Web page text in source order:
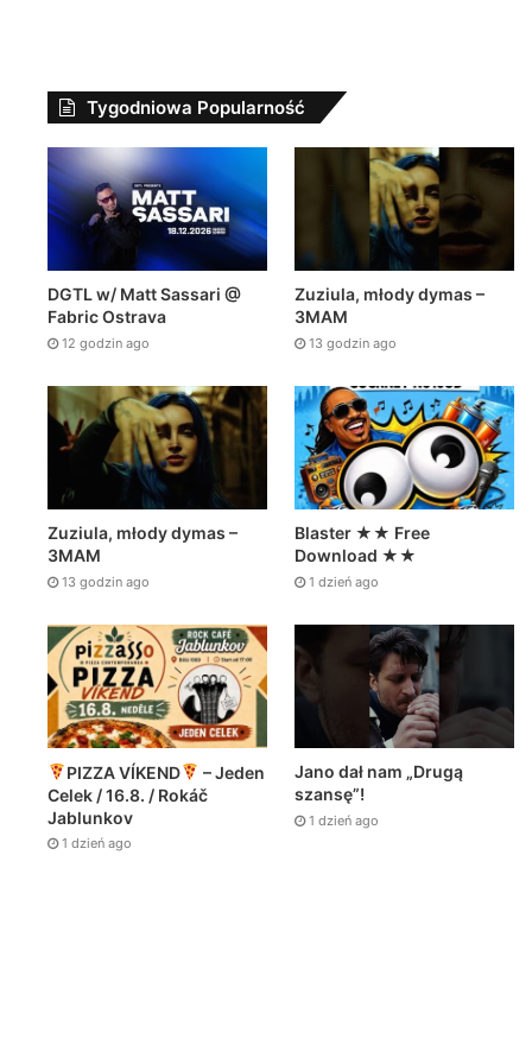
Tygodniowa Popularność
DGTL w/ Matt Sassari @
Fabric Ostrava
12 godzin ago
Zuziula, młody dymas –
3MAM
13 godzin ago
Zuziula, młody dymas –
3MAM
13 godzin ago
Blaster ★★ Free
Download ★★
1 dzień ago
PIZZA VÍKEND
– Jeden
Celek / 16.8. / Rokáč
Jablunkov
1 dzień ago
Jano dał nam „Drugą
szansę”!
1 dzień ago